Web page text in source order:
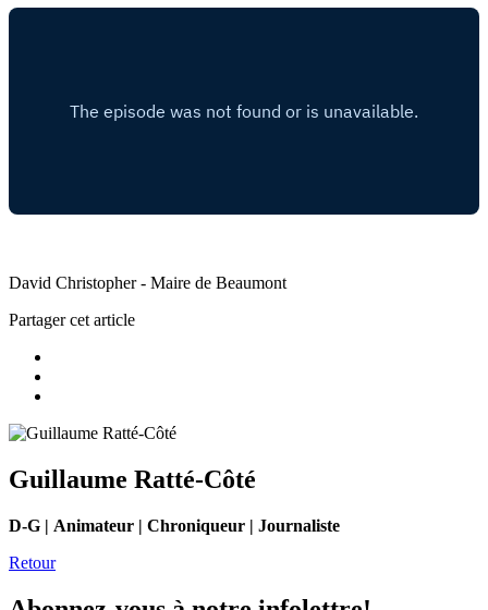
David Christopher - Maire de Beaumont
Partager cet article
Guillaume Ratté-Côté
D-G | Animateur | Chroniqueur | Journaliste
Retour